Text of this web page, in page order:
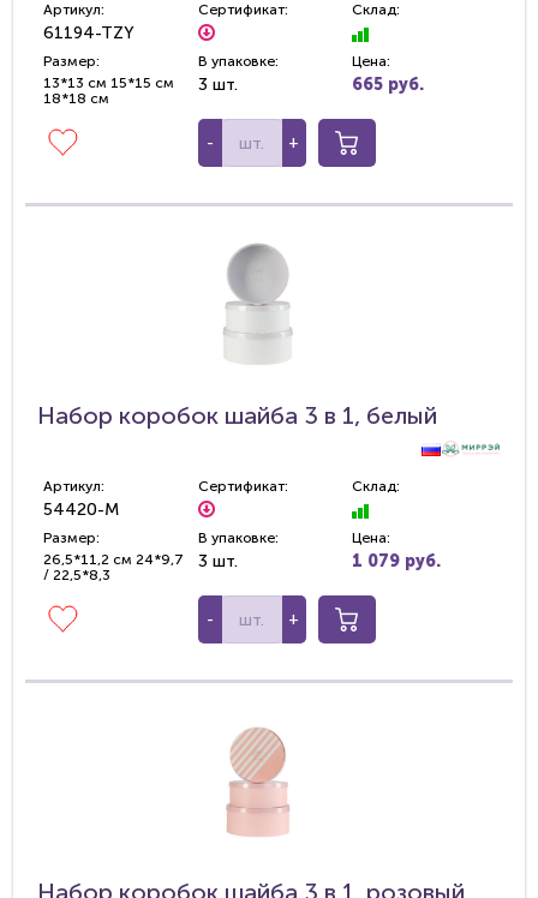
Артикул:
61194-TZY
Сертификат: Склад:
Размер:
13*13 см 15*15 см
18*18 см
В упаковке:
3 шт.
Цена:
665 руб.
- +
Набор коробок шайба 3 в 1, белый
Артикул:
54420-M
Сертификат: Склад:
Размер:
26,5*11,2 см 24*9,7
/ 22,5*8,3
В упаковке:
3 шт.
Цена:
1 079 руб.
- +